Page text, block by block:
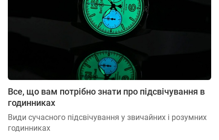
Все, що вам потрібно знати про підсвічування в
годинниках
Види сучасного підсвічування у звичайних і розумних
годинниках